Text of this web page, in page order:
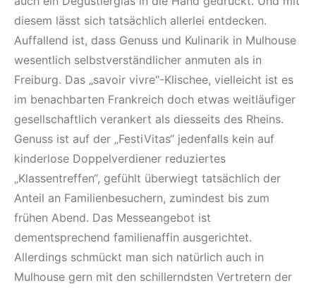
diesem lässt sich tatsächlich allerlei entdecken.
Auffallend ist, dass Genuss und Kulinarik in Mulhouse
wesentlich selbstverständlicher anmuten als in
Freiburg. Das „savoir vivre“-Klischee, vielleicht ist es
im benachbarten Frankreich doch etwas weitläufiger
gesellschaftlich verankert als diesseits des Rheins.
Genuss ist auf der „FestiVitas“ jedenfalls kein auf
kinderlose Doppelverdiener reduziertes
„Klassentreffen“, gefühlt überwiegt tatsächlich der
Anteil an Familienbesuchern, zumindest bis zum
frühen Abend. Das Messeangebot ist
dementsprechend familienaffin ausgerichtet.
Allerdings schmückt man sich natürlich auch in
Mulhouse gern mit den schillerndsten Vertretern der